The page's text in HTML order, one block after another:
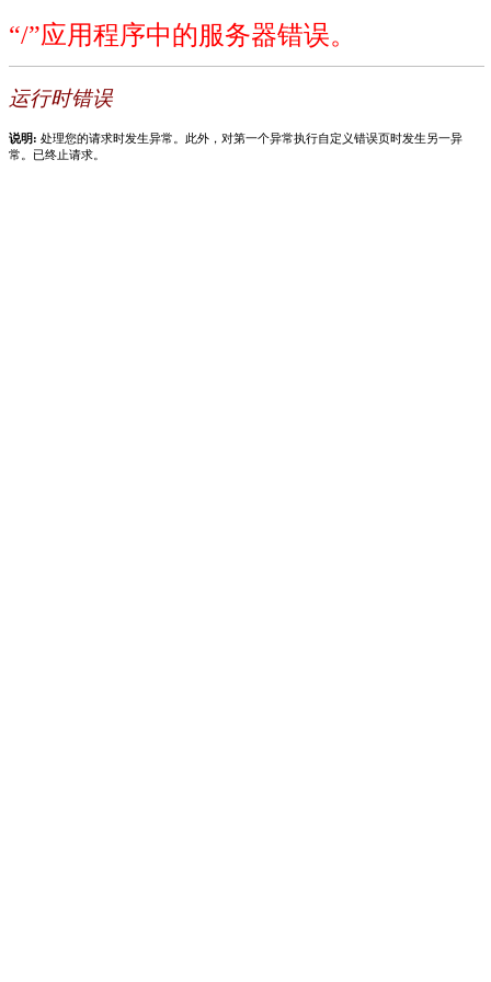
“/”应用程序中的服务器错误。
运行时错误
说明: 处理您的请求时发生异常。此外，对第一个异常执行自定义错误页时发生另一异
常。已终止请求。